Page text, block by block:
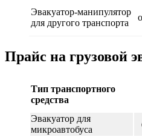
Эвакуатор-манипулятор
для другого транспорта
Прайс на грузовой
Тип транспортного
средства
Эвакуатор для
микроавтобуса